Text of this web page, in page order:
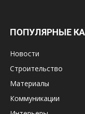
ПОПУЛЯРНЫЕ
Новости
Строительство
Материалы
Коммуникации